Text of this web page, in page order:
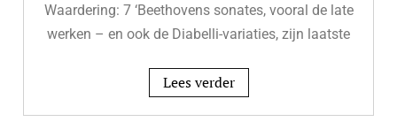
Waardering: 7 ‘Beethovens sonates, vooral de late
werken – en ook de Diabelli-variaties, zijn laatste
Lees verder